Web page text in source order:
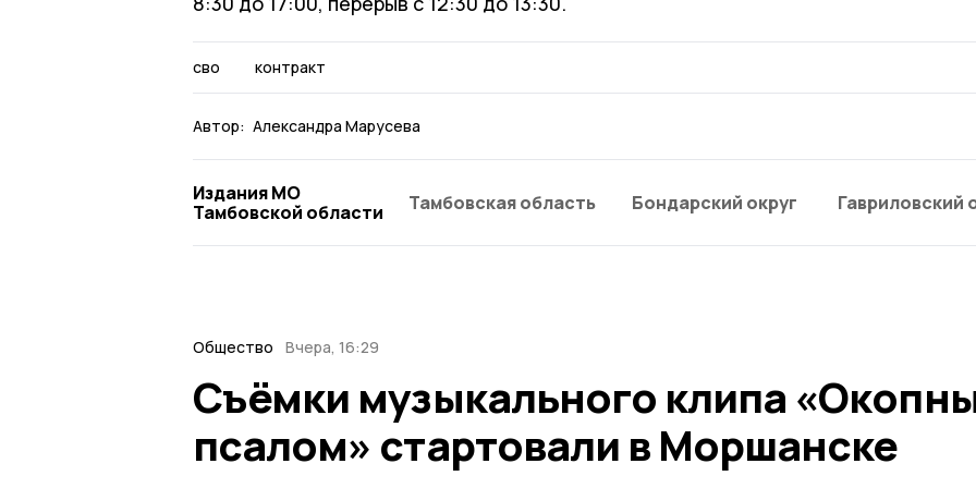
сво контракт
Автор: Александра Марусева
Издания МО
Тамбовской области
Тамбовская область Бондарский округ Гавриловский
Общество Вчера, 16:29
Съёмки музыкального клипа
псалом» стартовали в Моршанске